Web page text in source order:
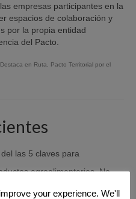
empresas participantes en la
espacios de colaboración y
por la propia entidad
del Pacto.
en Ruta
Pacto Territorial por el
las 5 claves para
agroalimentarios. No
Pacto por el Empleo
en
your experience. We'll